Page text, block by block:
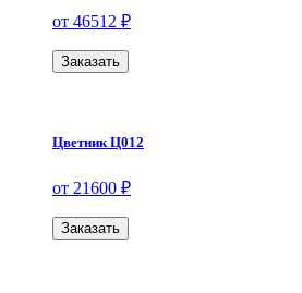
от 46512 ₽
Заказать
Цветник Ц012
от 21600 ₽
Заказать